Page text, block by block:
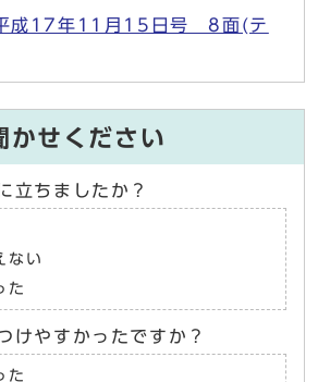
成17年11月15日号 8面(テ
かせください
立ちましたか？
ない
た
けやすかったですか？
た